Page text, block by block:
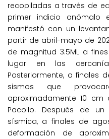
recopiladas a través de
primer indicio anómalo
manifestó con un
partir de abril-mayo de
de magnitud 3.5ML a
lugar en las
Posteriormente, a finales
sismos que
aproximadamente 10
Pacollo. Después de
sísmica, a finales de
deformación de